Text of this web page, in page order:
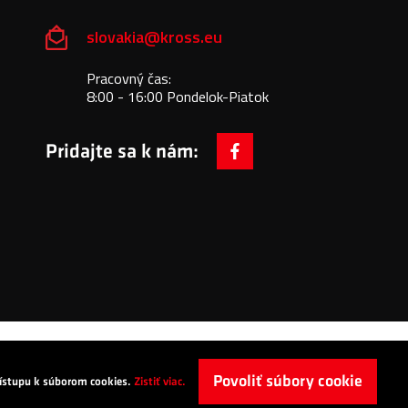
k súborom cookies. Zistiť viac. Povoliť súbory cookie
slovakia@kross.eu
Pracovný čas:
8:00 - 16:00 Pondelok-Piatok
Pridajte sa k nám: facebook